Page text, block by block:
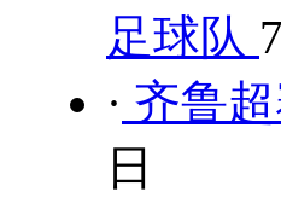
足球队
· 齐鲁
日